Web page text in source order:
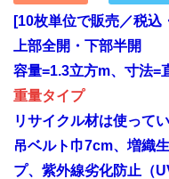
[10枚単位で販売／税
上部全開・下部半開
容量=1.3立方m、寸法=
重量タイプ
リサイクル材は使ってい
吊ベルト巾7cm、増織
プ、紫外線劣化防止（